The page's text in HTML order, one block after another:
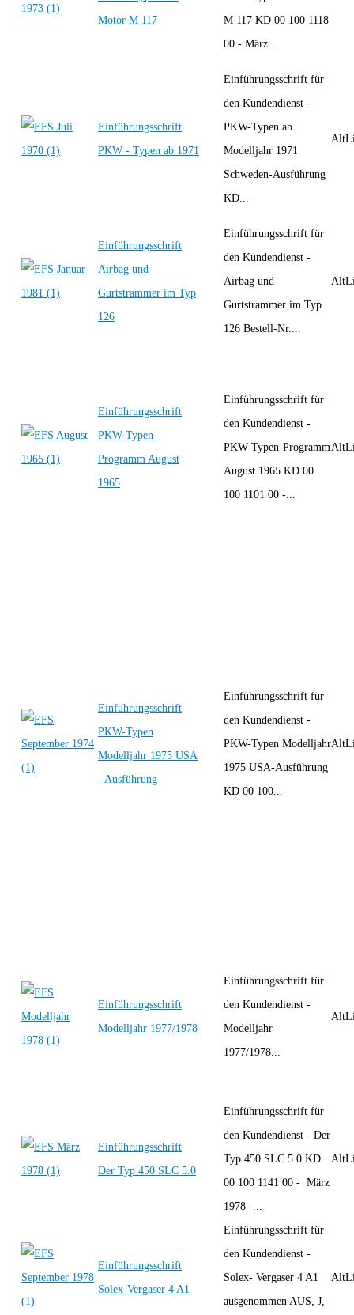
Motor M 117
M 117 KD 00 100 1118
00 - März...
Einführungsschrift
PKW - Typen ab 1971
Einführungsschrift für
den Kundendienst -
PKW-Typen ab
Modelljahr 1971
Schweden-Ausführung
KD...
Einführungsschrift
Airbag und
Gurtstrammer im Typ
126
Einführungsschrift für
den Kundendienst -
Airbag und
Gurtstrammer im Typ
126 Bestell-Nr....
Einführungsschrift
PKW-Typen-
Programm August
1965
Einführungsschrift für
den Kundendienst -
PKW-Typen-Programm
August 1965 KD 00
100 1101 00 -...
Einführungsschrift
PKW-Typen
Modelljahr 1975 USA
- Ausführung
Einführungsschrift für
den Kundendienst -
PKW-Typen Modelljahr
1975 USA-Ausführung
KD 00 100...
Einführungsschrift
Modelljahr 1977/1978
Einführungsschrift für
den Kundendienst -
Modelljahr
1977/1978...
Einführungsschrift
Der Typ 450 SLC 5.0
Einführungsschrift für
den Kundendienst - Der
Typ 450 SLC 5.0 KD
00 100 1141 00 - März
1978 -...
Einführungsschrift
Solex-Vergaser 4 A1
Einführungsschrift für
den Kundendienst -
Solex- Vergaser 4 A1
ausgenommen AUS, J,